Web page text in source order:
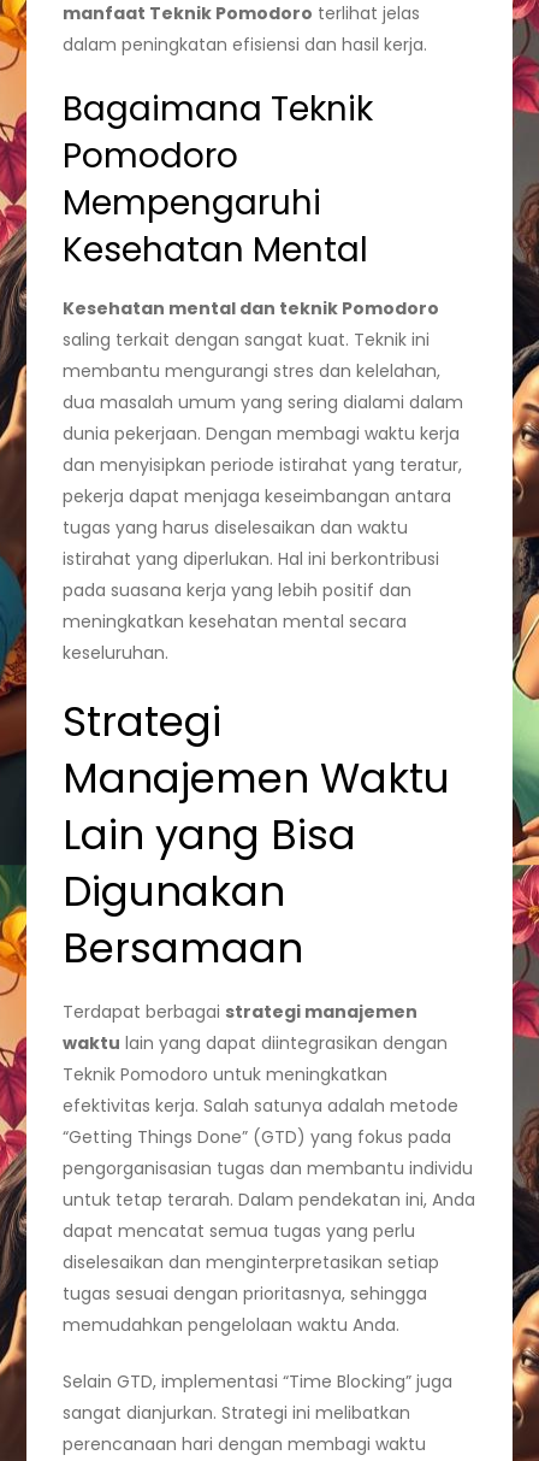
manfaat Teknik Pomodoro terlihat jelas
dalam peningkatan efisiensi dan hasil kerja.
Bagaimana Teknik
Pomodoro
Mempengaruhi
Kesehatan Mental
Kesehatan mental dan teknik Pomodoro
saling terkait dengan sangat kuat. Teknik ini
membantu mengurangi stres dan kelelahan,
dua masalah umum yang sering dialami dalam
dunia pekerjaan. Dengan membagi waktu kerja
dan menyisipkan periode istirahat yang teratur,
pekerja dapat menjaga keseimbangan antara
tugas yang harus diselesaikan dan waktu
istirahat yang diperlukan. Hal ini berkontribusi
pada suasana kerja yang lebih positif dan
meningkatkan kesehatan mental secara
keseluruhan.
Strategi
Manajemen Waktu
Lain yang Bisa
Digunakan
Bersamaan
Terdapat berbagai strategi manajemen
waktu lain yang dapat diintegrasikan dengan
Teknik Pomodoro untuk meningkatkan
efektivitas kerja. Salah satunya adalah metode
“Getting Things Done” (GTD) yang fokus pada
pengorganisasian tugas dan membantu individu
untuk tetap terarah. Dalam pendekatan ini, Anda
dapat mencatat semua tugas yang perlu
diselesaikan dan menginterpretasikan setiap
tugas sesuai dengan prioritasnya, sehingga
memudahkan pengelolaan waktu Anda.
Selain GTD, implementasi “Time Blocking” juga
sangat dianjurkan. Strategi ini melibatkan
perencanaan hari dengan membagi waktu